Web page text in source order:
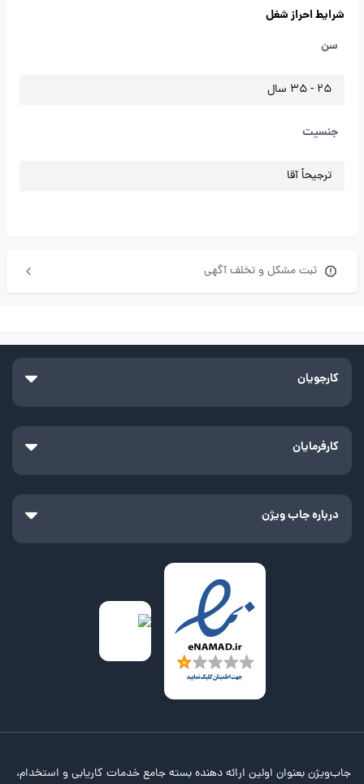
شرایط احراز شغل
سن
25 - 35 سال
جنسیت
ترجیحاً آقا
ثبت مشکل و تخلف آگهی
کارجویان
کارفرمایان
درباره جاب ویژن
جاب‌ویژن بعنوان اولین ارائه دهنده بسته جامع خدمات کاریابی و استخدام،